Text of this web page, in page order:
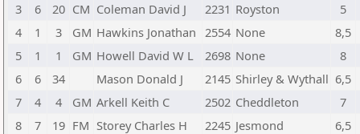
3
6 20 CM Coleman David J 2231 Royston
5
4
1 3 GM Hawkins Jonathan 2554 None
8,5
5
1 1 GM Howell David W L 2698 None
8
6
6 34 Mason Donald J 2145 Shirley & Wythall 6,5
7
4 4 GM Arkell Keith C 2502 Cheddleton
7
8
7 19 FM Storey Charles H 2245 Jesmond
6,5